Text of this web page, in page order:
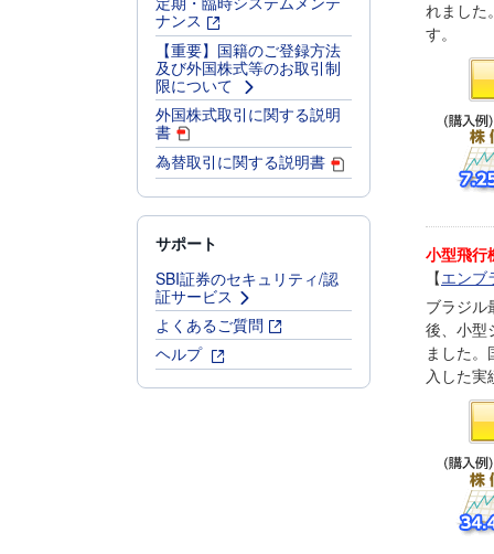
ナンス
【重要】国籍のご登録方法
及び外国株式等のお取引制
限について
外国株式取引に関する説明
書
為替取引に関する説明書
サポート
SBI証券のセキュリティ/認
証サービス
よくあるご質問
ヘルプ
れました
す。
小型飛行
【エンブ
ブラジル
後、小型
ました
入した実